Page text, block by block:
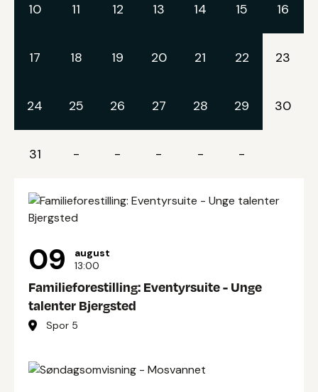
10 11 12 13 14 15 16
17 18 19 20 21 22 23
24 25 26 27 28 29 30
31 - - - - -
09
august
13:00
Familieforestilling: Eventyrsuite - Unge
talenter Bjergsted
Spor 5